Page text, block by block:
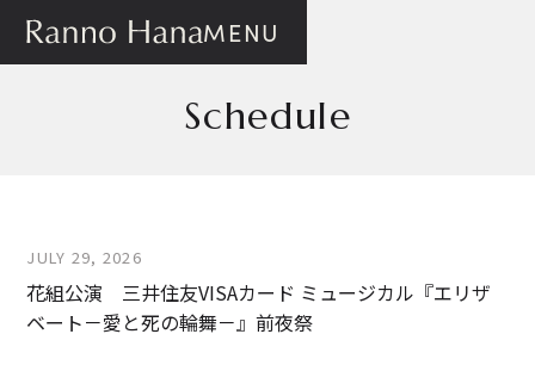
MENU
Schedule
JULY 29, 2026
花組公演 三井住友VISAカード ミュージカル『エリザ
ベート－愛と死の輪舞－』前夜祭